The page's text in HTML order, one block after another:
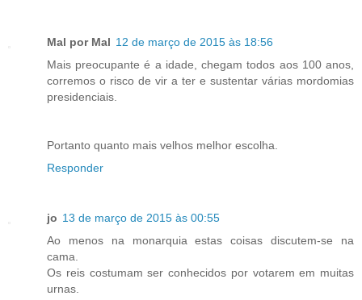
Mal por Mal 12 de março de 2015 às 18:56
Mais preocupante é a idade, chegam todos aos 100 anos,
corremos o risco de vir a ter e sustentar várias mordomias
presidenciais.
Portanto quanto mais velhos melhor escolha.
Responder
jo 13 de março de 2015 às 00:55
Ao menos na monarquia estas coisas discutem-se na
cama.
Os reis costumam ser conhecidos por votarem em muitas
urnas.